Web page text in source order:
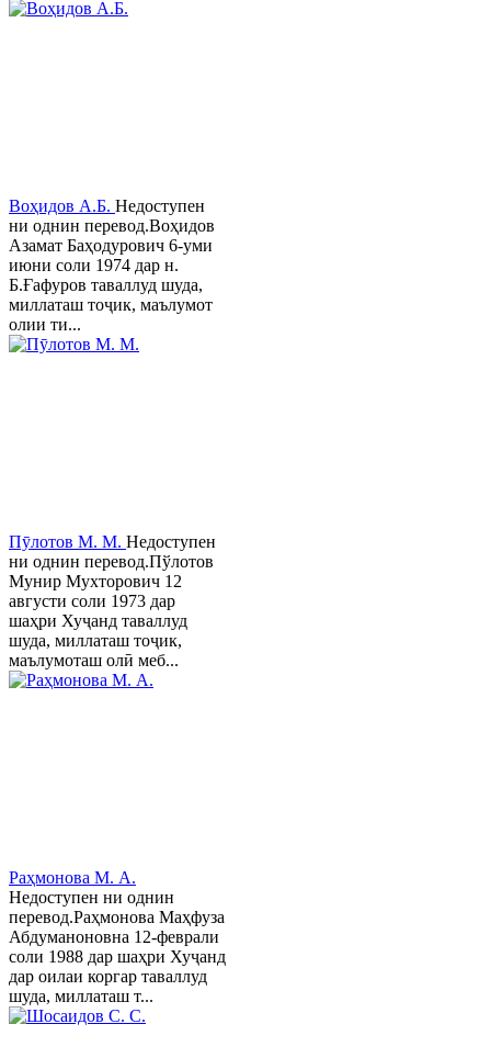
Воҳидов А.Б. Недоступен
ни однин перевод.Воҳидов
Азамат Баҳодурович 6-уми
июни соли 1974 дар н.
Б.Ғафуров таваллуд шуда,
миллаташ тоҷик, маълумот
олии ти...
Пӯлотов М. М. Недоступен
ни однин перевод.Пўлотов
Мунир Мухторович 12
августи соли 1973 дар
шаҳри Хуҷанд таваллуд
шуда, миллаташ тоҷик,
маълумоташ олӣ меб...
Раҳмонова М. А.
Недоступен ни однин
перевод.Раҳмонова Маҳфуза
Абдуманоновна 12-феврали
соли 1988 дар шаҳри Хуҷанд
дар оилаи коргар таваллуд
шуда, миллаташ т...